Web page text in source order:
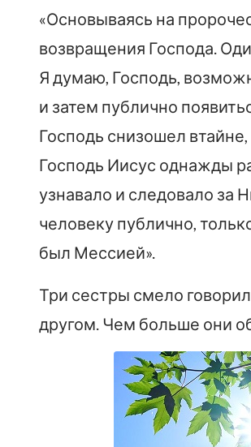
«Основываясь на
возвращения Господа.
Я думаю, Господь,
и затем публично
Господь снизошел
Господь Иисус однажды
узнавало и следовало за
человеку публично,
был Мессией».
Три сестры смело
другом. Чем больше они